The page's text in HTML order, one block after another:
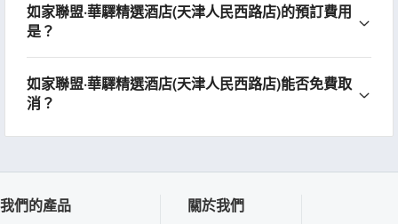
如家聯盟·華驛精選酒店(天津人民西路店)的預訂費用
是？
如家聯盟·華驛精選酒店(天津人民西路店)能否免費取
消？
我們的產品 關於我們